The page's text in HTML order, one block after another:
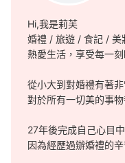
Hi,我是莉芙
婚禮 / 旅遊 / 食記 / 美
熱愛生活，享受每一
從小大到對婚禮有著非
對於所有一切美的事物
27年後完成自己心目
因為經歷過辦婚禮的